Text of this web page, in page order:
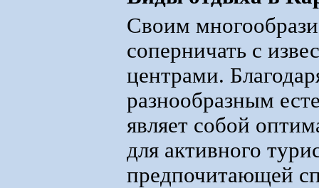
Своим
соперничать с
центрами.
разнообразным
являет собой
для активного
предпочитающей